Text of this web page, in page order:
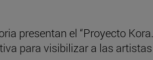
presentan el “Proyecto
para visibilizar a las